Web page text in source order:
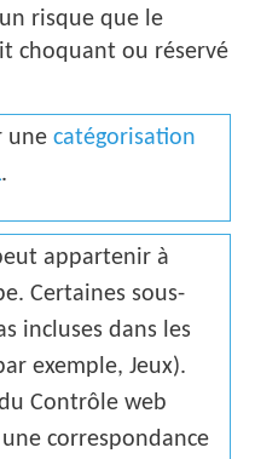
risque que le
choquant ou réservé
unecatégorisation
.
appartenir à
Certaines sous-
incluses dans les
exemple, Jeux).
Contrôle web
correspondance